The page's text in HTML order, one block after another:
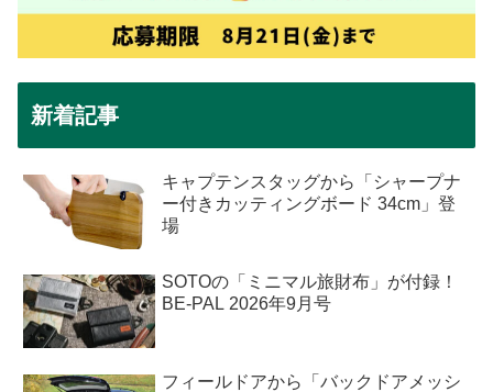
新着記事
キャプテンスタッグから「シャープナ
ー付きカッティングボード 34cm」登
場
SOTOの「ミニマル旅財布」が付録！
BE-PAL 2026年9月号
フィールドアから「バックドアメッシ